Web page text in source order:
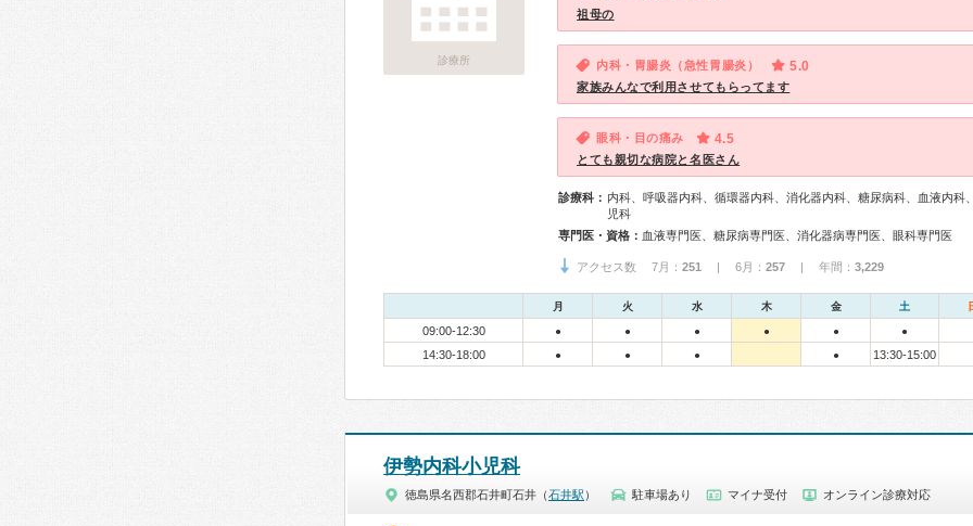
診療所
祖母の
内科・胃腸炎（急性胃腸炎） 5.0
家族みんなで利用させてもらってます
眼科・目の痛み 4.5
とても親切な病院と名医さん
診療科： 内科、呼吸器内科、循環器内科、消化器内科、糖尿病科、血液内科
児科
専門医・資格： 血液専門医、糖尿病専門医、消化器病専門医、眼科専門医
アクセス数 7月： 251 | 6月： 257 | 年間： 3,229
月 火 水 木 金 土
09:00-12:30 ● ● ● ● ● ●
14:30-18:00 ● ● ● ● 13:30-15:00
伊勢内科小児科
徳島県名西郡石井町石井（石井駅 ） 駐車場あり マイナ受付 オンライン診療対応